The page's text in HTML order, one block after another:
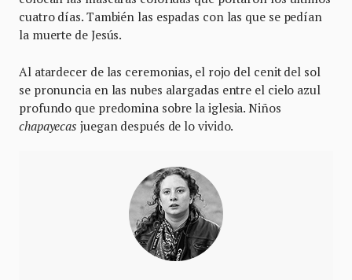
cuatro días. También las espadas con las que se pedían
la muerte de Jesús.
Al atardecer de las ceremonias, el rojo del cenit del sol
se pronuncia en las nubes alargadas entre el cielo azul
profundo que predomina sobre la iglesia. Niños
chapayecas juegan después de lo vivido.